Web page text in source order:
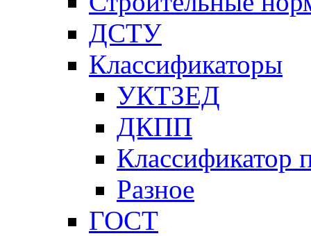
ДСТУ
Классификаторы
УКТЗЕД
ДКПП
Классификатор
Разное
ГОСТ